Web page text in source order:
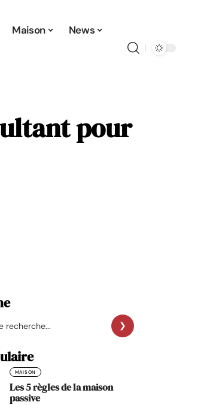
Maison News
pour
MAISON
Les 5 règles de la maison
passive